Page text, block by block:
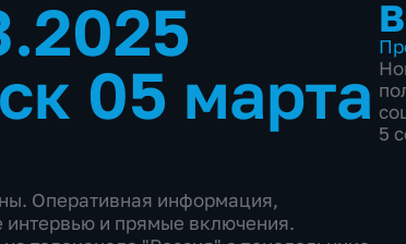
05 марта
Оперативная информация,
интервью и прямые включения.
5